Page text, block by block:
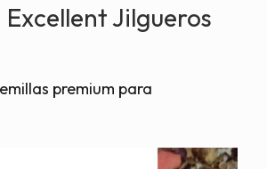
Jilgueros
premium para